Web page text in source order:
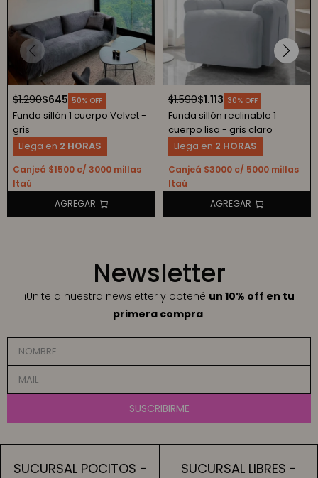
$645
$1.290 50
Funda sillón 1 cuerpo Velvet -
gris
Canjeá $1500 c/ 3000 millas
Itaú
Llega en 2 HORAS
$1.113
$1.590 30
Funda sillón reclinable 1
cuerpo lisa - gris claro
Canjeá $3000 c/ 5000 millas
Itaú
Llega en 2 HORAS
Newsletter
¡Unite a nuestra newsletter y obtené un 10% off en tu
primera compra!
SUSCRIBIRME
SUCURSAL POCITOS -
SUCURSAL LIBRES -